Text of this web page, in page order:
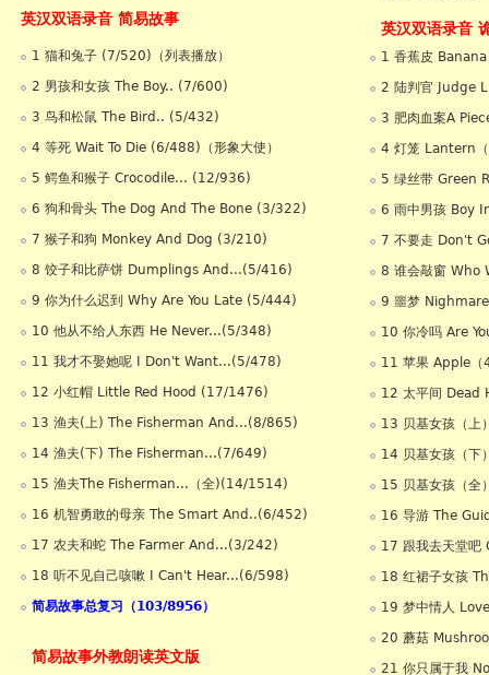
英汉双语录音 简易故事
1 猫和兔子 (7/520)（列表播放）
2 男孩和女孩 The Boy.. (7/600)
3 鸟和松鼠 The Bird.. (5/432)
4 等死 Wait To Die (6/488)（形象大使）
5 鳄鱼和猴子 Crocodile... (12/936)
6 狗和骨头 The Dog And The Bone (3/322)
7 猴子和狗 Monkey And Dog (3/210)
8 饺子和比萨饼 Dumplings And...(5/416)
9 你为什么迟到 Why Are You Late (5/444)
10 他从不给人东西 He Never...(5/348)
11 我才不娶她呢 I Don't Want...(5/478)
12 小红帽 Little Red Hood (17/1476)
13 渔夫(上) The Fisherman And...(8/865)
14 渔夫(下) The Fisherman...(7/649)
15 渔夫The Fisherman...（全)(14/1514)
16 机智勇敢的母亲 The Smart And..(6/452)
17 农夫和蛇 The Farmer And...(3/242)
18 听不见自己咳嗽 I Can't Hear...(6/598)
简易故事总复习（103/8956）
简易故事外教朗读英文版
英汉双语录音
1 香蕉皮
2 陆判官 Judge
3 肥肉血案A
4 灯笼 Lantern
5 绿丝带 Green
6 雨中男孩 Boy
7 不要走 Don't
8 谁会敲窗
9 噩梦
10 你冷吗 Are
11 苹果 Apple
12 太平间 Dead
13 贝基女孩（
14 贝基女孩（
15 贝基女孩（
16 导游 The
17 跟我去天堂
18 红裙子女孩
19 梦中情人
20 蘑菇
21 你只属于我